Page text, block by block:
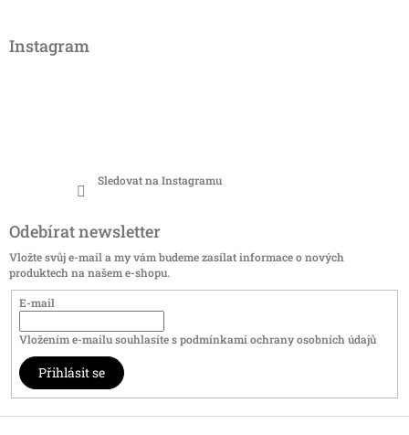
Instagram
Sledovat na Instagramu
Odebírat newsletter
Vložte svůj e-mail a my vám budeme zasílat informace o nových
produktech na našem e-shopu.
E-mail
Vložením e-mailu souhlasíte spodmínkami ochrany osobních údajů
Přihlásit se